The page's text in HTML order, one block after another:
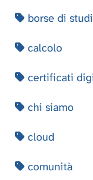
borse di
calcolo
certificati
chi siamo
cloud
comunità